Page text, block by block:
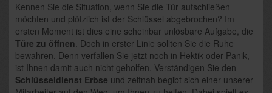
Kennen Sie die Situation, wenn Sie die Tür aufschließen
möchten und plötzlich ist der Schlüssel abgebrochen? Im
ersten Moment ist dies eine scheinbar unlösbare Aufgabe, die
Türe zu öffnen. Doch in erster Linie sollten Sie die Ruhe
bewahren. Denn verfallen Sie jetzt noch in Hektik oder Panik,
ist Ihnen damit auch nicht geholfen. Verständigen Sie den
Schlüsseldienst Erbse und zeitnah begibt sich einer unserer